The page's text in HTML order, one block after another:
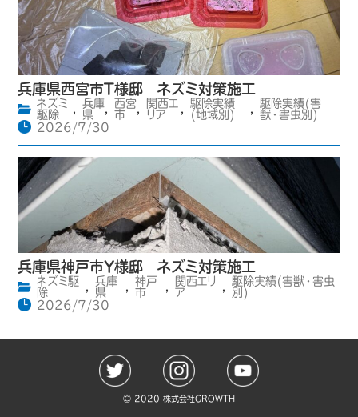
兵庫県西宮市T様邸 ネズミ対策施工
ネズミ
駆除
,
兵庫
県
,
西宮
市
,
関西エ
リア
,
駆除実績
(地域別)
,
駆除実績(害
獣・害虫別)
2026/7/30
兵庫県神戸市Y様邸 ネズミ対策施工
ネズミ駆
除
,
兵庫
県
,
神戸
市
,
関西エリ
ア
,
駆除実績(害獣・害虫
別)
2026/7/30
©️ 2020 株式会社GROWTH